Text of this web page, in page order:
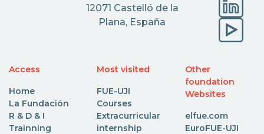
12071 Castelló de la
Plana, España
Access
Home
La Fundación
R & D & I
Trainning
Most visited
FUE-UJI
Courses
Extracurricular
internship
Other
foundation
Websites
elfue.com
EuroFUE-UJI